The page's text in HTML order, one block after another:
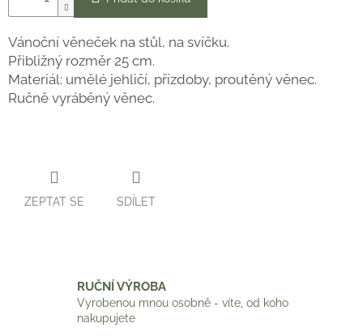
Vánoční věneček na stůl, na svíčku.
Přibližný rozměr 25 cm.
Materiál: umělé jehličí, přízdoby, proutěný věnec.
Ručně vyráběný věnec.
ZEPTAT SE SDÍLET
RUČNÍ VÝROBA
Vyrobenou mnou osobně - víte, od koho
nakupujete